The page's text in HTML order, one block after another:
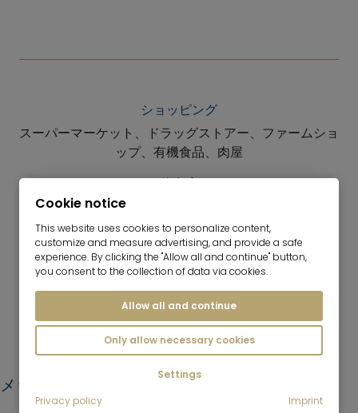
ショッピング
スーパーマーケット、ドラッグストアー、ファームショ
ップ、有機食品、肉屋
飲食店
レストラン、郷土料理屋、カフェー
レジャー
テニス、グライダー、自然体験道、ハイキング・自転車
道
メッセージをお願いします：
Cookie notice
This website uses cookies to personalize content,
customize and measure advertising, and provide a safe
experience. By clicking the "Allow all and continue" button,
you consent to the collection of data via cookies.
Allow all and continue
Only allow necessary cookies
Settings
Privacy policy
Imprint